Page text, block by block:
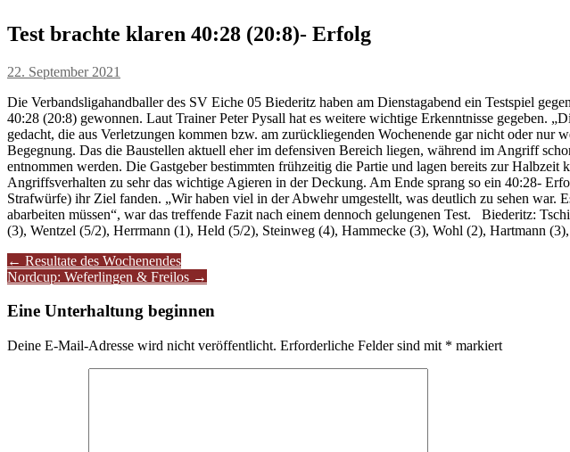
Test brachte klaren 40:28 (20:8)- Erfolg
22. September 2021
Die Verbandsligahandballer des SV Eiche 05 Biederitz haben am Dienstagabend ein Testspiel
40:28 (20:8) gewonnen. Laut Trainer Peter Pysall hat es weitere wichtige Erkenntnisse gegeben.
gedacht, die aus Verletzungen kommen bzw. am zurückliegenden Wochenende gar nicht oder nur
Begegnung. Das die Baustellen aktuell eher im defensiven Bereich liegen, während im Angriff
entnommen werden. Die Gastgeber bestimmten frühzeitig die Partie und lagen bereits zur Halbzeit
Angriffsverhalten zu sehr das wichtige Agieren in der Deckung. Am Ende sprang so ein 40:28-
Strafwürfe) ihr Ziel fanden. „Wir haben viel in der Abwehr umgestellt, was deutlich zu sehen war.
abarbeiten müssen“, war das treffende Fazit nach einem dennoch gelungenen Test. Biederitz:
(3), Wentzel (5/2), Herrmann (1), Held (5/2), Steinweg (4), Hammecke (3), Wohl (2), Hartmann
Artikel-
Navigation
← Resultate des Wochenendes
Nordcup: Weferlingen & Freilos →
Eine Unterhaltung beginnen
Deine E-Mail-Adresse wird nicht veröffentlicht. Erforderliche Felder sind mit * markiert